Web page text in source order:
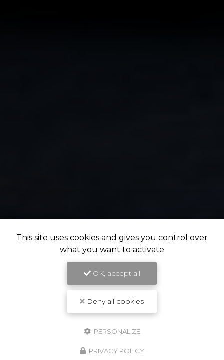
NOS POINTS FORTS
This site uses cookies and gives you control over
what you want to activate
OK, accept all
Deny all cookies
PERSONALIZE
PRIVACY POLICY